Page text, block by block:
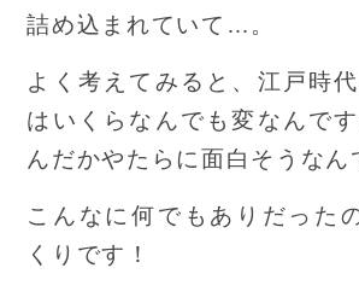
詰め込まれていて…。
よく考えてみると、江戸時
はいくらなんでも変なんで
んだかやたらに面白そうなん
こんなに何でもありだった
くりです！